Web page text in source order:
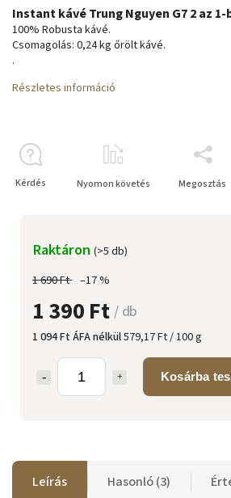
1 690 Ft –17 %
1 390 Ft/ db
1 094 Ft ÁFA nélkül579,17 Ft / 100 g
Kosárba
Raktáron (>5 db)
Instant kávé Trung Nguyen G7 2 az 1-
100% Robusta kávé.
Csomagolás: 0,24 kg őrölt kávé.
.
Részletes információ
Kérdés Nyomon követés Megosztás
Leírás Hasonló (3)